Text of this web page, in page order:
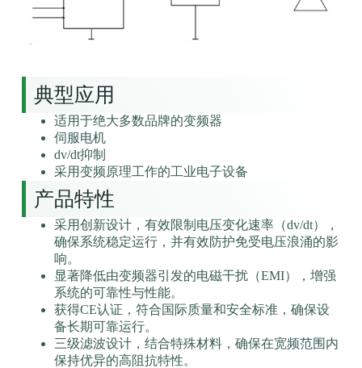
典型应用
适用于绝大多数品牌的变频器
伺服电机
dv/dt抑制
采用变频原理工作的工业电子设备
产品特性
采用创新设计，有效限制电压变化速率（dv/dt），
确保系统稳定运行，并有效防护免受电压浪涌的影
响。
显著降低由变频器引发的电磁干扰（EMI），增强
系统的可靠性与性能。
获得CE认证，符合国际质量和安全标准，确保设
备长期可靠运行。
三级滤波设计，结合特殊材料，确保在宽频范围内
保持优异的高阻抗特性。